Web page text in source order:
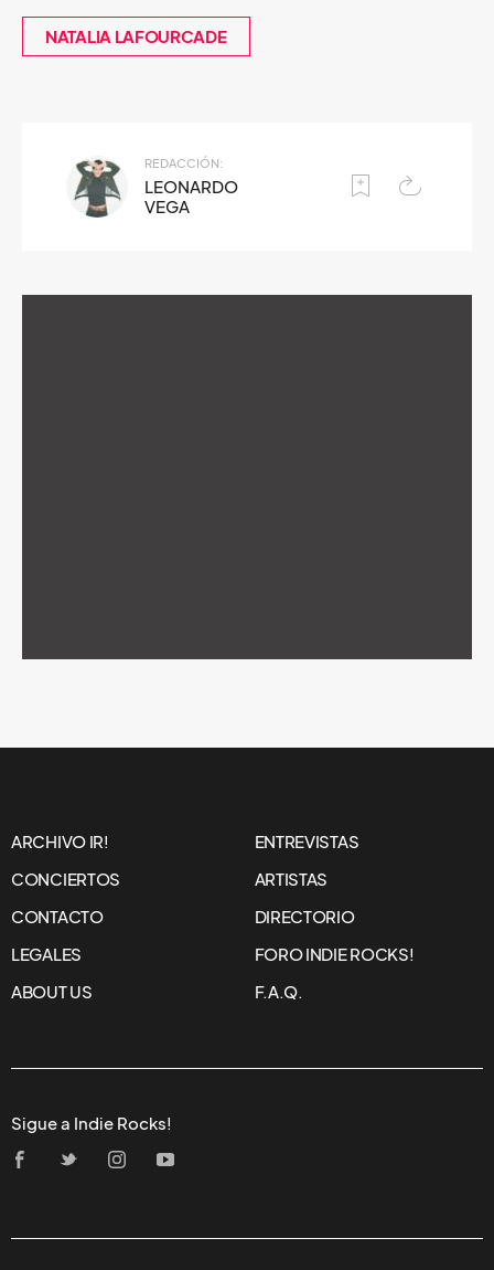
NATALIA LAFOURCADE
REDACCIÓN:
LEONARDO
VEGA
ARCHIVO IR!
ENTREVISTAS
CONCIERTOS
ARTISTAS
CONTACTO
DIRECTORIO
LEGALES
FORO INDIE ROCKS!
ABOUT US
F.A.Q.
Sigue a Indie Rocks!